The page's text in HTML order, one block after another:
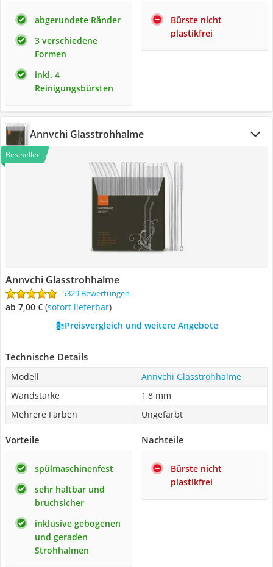
abgerundete Ränder
3 verschiedene
Formen
inkl. 4
Reinigungsbürsten
Bürste nicht
plastikfrei
Annvchi Glasstrohhalme
Bestseller
Annvchi Glasstrohhalme
5329 Bewertungen
ab 7,00 € ( Sofort lieferbar)
Preisvergleich und weitere Angebote
Technische Details
Modell
Annvchi Glasstrohhalme
Wandstärke
1,8 mm
Mehrere Farben
Ungefärbt
Vorteile
spülmaschinenfest
sehr haltbar und
bruchsicher
inklusive gebogenen
und geraden
Strohhalmen
Nachteile
Bürste nicht
plastikfrei